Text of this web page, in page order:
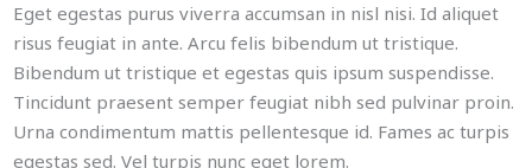
Eget egestas purus viverra accumsan in nisl nisi. Id aliquet
risus feugiat in ante. Arcu felis bibendum ut tristique.
Bibendum ut tristique et egestas quis ipsum suspendisse.
Tincidunt praesent semper feugiat nibh sed pulvinar proin.
Urna condimentum mattis pellentesque id. Fames ac turpis
egestas sed. Vel turpis nunc eget lorem.